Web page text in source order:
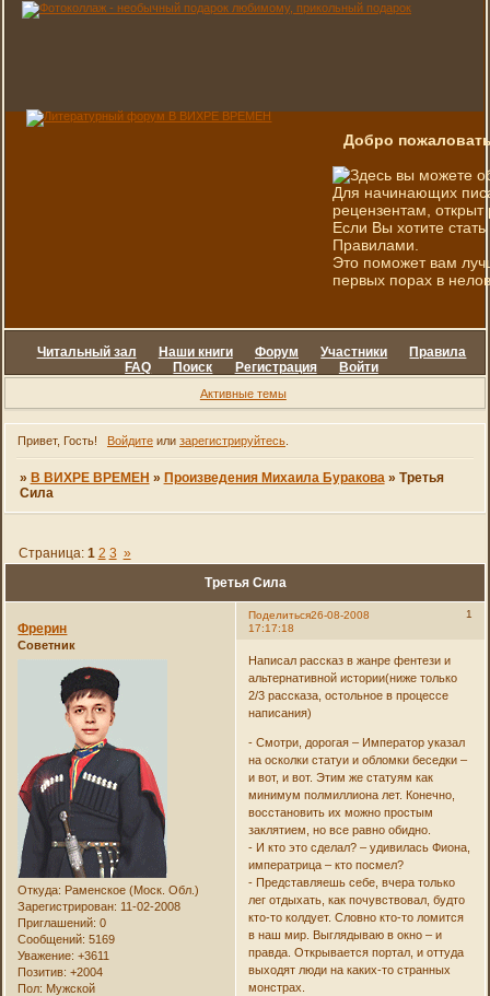
Добро
Здесь вы можете
Для начинающих
рецензентам, открыт
Если Вы хотите
Правилами.
Это поможет вам
первых порах в
Читальный зал Наши книги Форум Участники
Правила
FAQ
Поиск Регистрация Войти
Активные темы
Привет, Гость! Войдитеили зарегистрируйтесь.
» В ВИХРЕ ВРЕМЕН » Произведения Михаила Буракова » Третья
Сила
Третья Сила
Страница: 1 2 3 »
Поделиться 1
26-08-2008
17:17:18
Фрерин
Советник
Откуда: Раменское (Моск. Обл.)
Зарегистрирован: 11-02-2008
Приглашений: 0
Сообщений: 5169
Уважение: +3611
Позитив: +2004
Пол: Мужской
Написал рассказ в жанре фентези и
альтернативной истории(ниже только
2/3 рассказа, остольное в процессе
написания)
- Смотри, дорогая – Император указал
на осколки статуи и обломки беседки –
и вот, и вот. Этим же статуям как
минимум полмиллиона лет. Конечно,
восстановить их можно простым
заклятием, но все равно обидно.
- И кто это сделал? – удивилась Фиона,
императрица – кто посмел?
- Представляешь себе, вчера только
лег отдыхать, как почувствовал, будто
кто-то колдует. Словно кто-то ломится
в наш мир. Выглядываю в окно – и
правда. Открывается портал, и оттуда
выходят люди на каких-то странных
монстрах.